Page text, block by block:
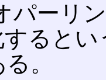
パーリ
ると
。